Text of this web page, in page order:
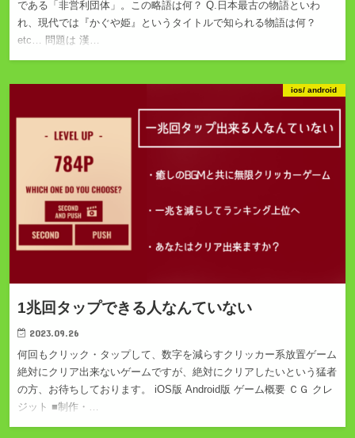
である「非営利団体」。この略語は何？ Q.日本最古の物語といわ
れ、現代では『かぐや姫』というタイトルで知られる物語は何？
etc… 問題は 漢…
ios/ android
1兆回タップできる人なんていない
2023.09.26
何回もクリック・タップして、数字を減らすクリッカー系放置ゲーム
絶対にクリア出来ないゲームですが、絶対にクリアしたいという猛者
の方、お待ちしております。 iOS版 Android版 ゲーム概要 ＣＧ クレ
ジット ■制作・…